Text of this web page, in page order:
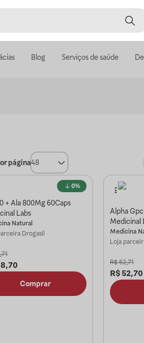
Blog Serviços de saúde
página48
0%
+ Ala 800Mg 60Caps
Labs
Natural
Drogasil
Comprar
Alpha
Medicinal
Medicina
Loja
R$ 52,71
R$ 52,70